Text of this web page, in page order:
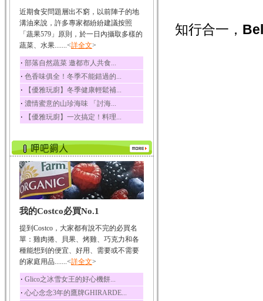
冬瓜
冬瓜營養價值高，鈉含
量極低是水腫病人的...
豆豉
豆豉裡頭含有營養的蛋
白質、脂肪、鈣、磷...
榛果
榛果裡所含的營養素有
蛋白質、脂肪、醣類...
迷迭香
酸、迷迭香酸、植物...
咖啡
咖啡中的咖啡因會刺激
中樞神經系統，特別...
椰子
椰子含有糖類、脂肪、
荔枝
荔枝性質溫和所含的營
養素有醣類、檸檬酸...
五味子
五味子性質溫熱所含營
養成分有揮發油、檸...
近期食安問題層出不窮，以前陣子的地
溝油來說，許多專家都紛紛建議按照
「蔬果579」原則，於一日內攝取多樣的
蔬菜、水果.......<詳全文>
‧ 部落自然蔬菜 邀都市人共食...
‧ 色香味俱全！冬季不能錯過的...
‧ 【優雅玩廚】冬季健康輕鬆補...
‧ 濃情蜜意的山珍海味 「討海...
‧ 【優雅玩廚】一次搞定！料理...
我的Costco必買No.1
提到Costco，大家都有說不完的必買名
單：雞肉捲、貝果、烤雞、巧克力和各
種能想到的便宜、好用、需要或不需要
的家庭用品.......<詳全文>
‧ Glico之冰雪女王的好心機餅...
‧ 心心念念3年的鷹牌GHIRARDE...
知行合一，